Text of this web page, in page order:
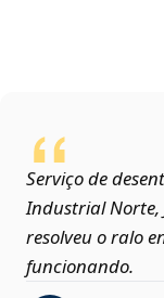
Serviço de
Industrial Norte,
resolveu o ralo
funcionando.